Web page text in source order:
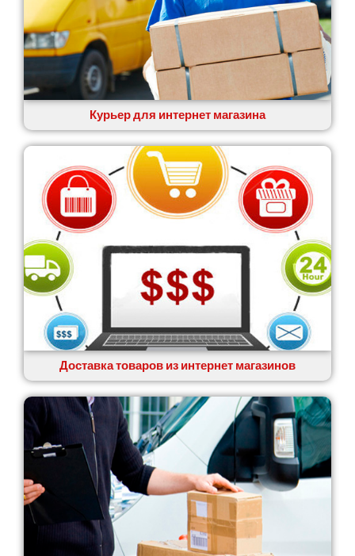
Курьер для интернет магазина
Доставка товаров из интернет магазинов